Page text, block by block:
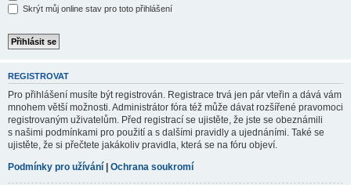
Skrýt můj online stav pro toto přihlášení
REGISTROVAT
Pro přihlášení musíte být registrován. Registrace trvá jen pár vteřin a dává vám
mnohem větší možnosti. Administrátor fóra též může dávat rozšířené pravomoci
registrovaným uživatelům. Před registrací se ujistěte, že jste se obeznámili
s našimi podmínkami pro použití a s dalšími pravidly a ujednáními. Také se
ujistěte, že si přečtete jakákoliv pravidla, která se na fóru objeví.
Podmínky pro užívání | Ochrana soukromí